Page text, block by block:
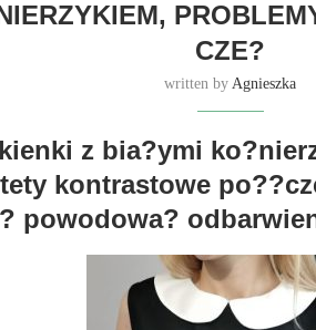
CZE?
written byAgnieszka
z bia?ymi
kontrastowe
powodowa?